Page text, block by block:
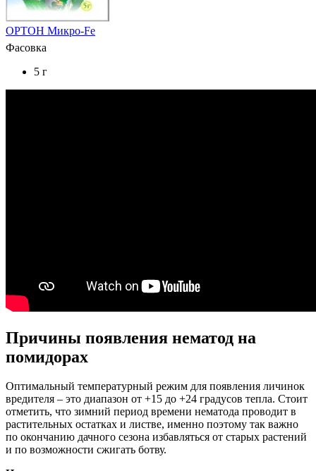
ОРТОН Микро-Fe
Фасовка
5 г
Причины появления нематод на
помидорах
Оптимальный температурный режим для появления личинок
вредителя – это диапазон от +15 до +24 градусов тепла. Стоит
отметить, что зимний период времени нематода проводит в
растительных остатках и листве, именно поэтому так важно
по окончанию дачного сезона избавляться от старых растений
и по возможности сжигать ботву.